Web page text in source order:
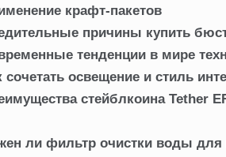
крафт-пакетов
причины купить
тенденции в мире
сочетать освещение и стиль
стейблкоина Tether
ли фильтр очистки воды для